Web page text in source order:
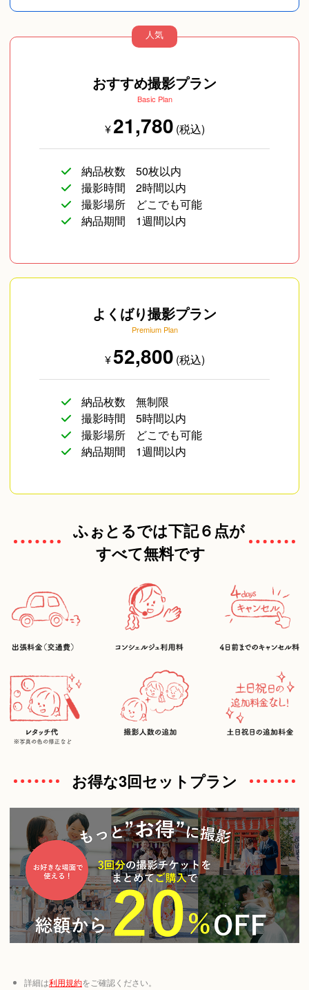
人気
おすすめ撮影プラン
Basic Plan
¥21,780 (税込)
納品枚数
50枚以内
撮影時間
2時間以内
撮影場所
どこでも可能
納品期間
1週間以内
よくばり撮影プラン
Premium Plan
¥52,800 (税込)
納品枚数
無制限
撮影時間
5時間以内
撮影場所
どこでも可能
納品期間
1週間以内
ふぉとるでは下記６点が
すべて無料です
お得な3回セットプラン
詳細は利用規約をご確認ください。